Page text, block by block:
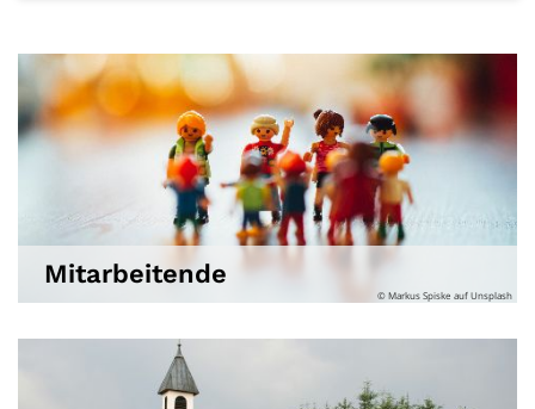
Mitarbeitende
© Markus Spiske auf Unsplash